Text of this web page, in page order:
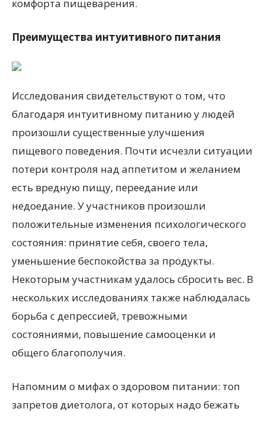
комфорта пищеварения.
Преимущества интуитивного питания
Исследования свидетельствуют о том, что
благодаря интуитивному питанию у людей
произошли существенные улучшения
пищевого поведения. Почти исчезли ситуации
потери контроля над аппетитом и желанием
есть вредную пищу, переедание или
недоедание. У участников произошли
положительные изменения психологического
состояния: принятие себя, своего тела,
уменьшение беспокойства за продукты.
Некоторым участникам удалось сбросить вес. В
нескольких исследованиях также наблюдалась
борьба с депрессией, тревожными
состояниями, повышение самооценки и
общего благополучия.
Напомним о мифах о здоровом питании: топ
запретов диетолога, от которых надо бежать